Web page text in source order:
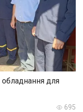
обладнання для
695